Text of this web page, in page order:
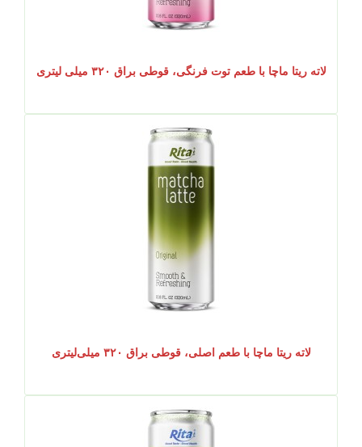
لاته ریتا ماچا با طعم توت فرنگی، قوطی براق ۳۲۰ میلی لیتری
لاته ریتا ماچا با طعم اصلی، قوطی براق ۳۲۰ میلی‌لیتری